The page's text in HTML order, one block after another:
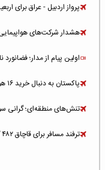
پرواز اردبیل - عراق برای
هشدار شرکت‌های
اولین پیام از مدار؛
پاکستان به دنبال خرید ۱۶ هواپیمای جدید برای ناوگان PIA
تنش‌های منطقه‌ای؛ گرانی
ترفند مسافر برای قاچاق ۴۸۲ گرم طلا به ارزش ۸۲ میلیارد ریال